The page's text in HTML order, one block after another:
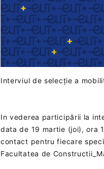
Interviul de selecție a
In vederea participării la
data de 19 martie (joi), ora
contact pentru fiecare
Facultatea de